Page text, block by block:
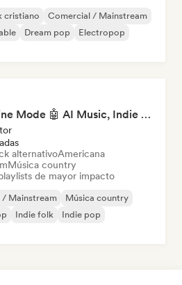
cristiano
Comercial / Mainstream
Dream pop
Electropop
Pop Machine Mode 🤖 AI Music, Indie Pop & Dream Pop
alternativoAmericana
Música country
de mayor impacto
/ Mainstream
Música country
Indie folk
Indie pop